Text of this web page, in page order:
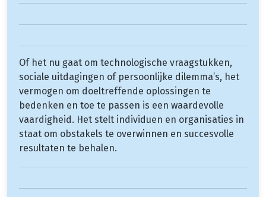
Of het nu gaat om technologische vraagstukken,
sociale uitdagingen of persoonlijke dilemma’s, het
vermogen om doeltreffende oplossingen te
bedenken en toe te passen is een waardevolle
vaardigheid. Het stelt individuen en organisaties in
staat om obstakels te overwinnen en succesvolle
resultaten te behalen.